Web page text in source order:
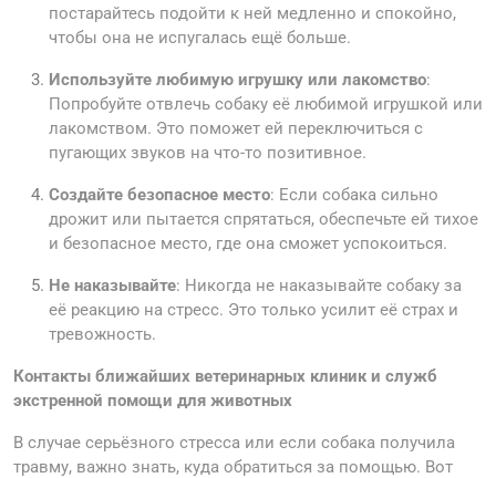
постарайтесь подойти к ней медленно и спокойно,
чтобы она не испугалась ещё больше.
Используйте любимую игрушку или лакомство:
Попробуйте отвлечь собаку её любимой игрушкой или
лакомством. Это поможет ей переключиться с
пугающих звуков на что-то позитивное.
Создайте безопасное место: Если собака сильно
дрожит или пытается спрятаться, обеспечьте ей тихое
и безопасное место, где она сможет успокоиться.
Не наказывайте: Никогда не наказывайте собаку за
её реакцию на стресс. Это только усилит её страх и
тревожность.
Контакты ближайших ветеринарных клиник и служб
экстренной помощи для животных
В случае серьёзного стресса или если собака получила
травму, важно знать, куда обратиться за помощью. Вот